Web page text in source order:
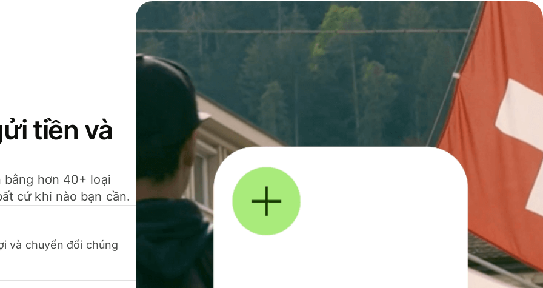
tiền và
hơn 40+ loại
cứ khi nào bạn cần.
và chuyển đổi chúng